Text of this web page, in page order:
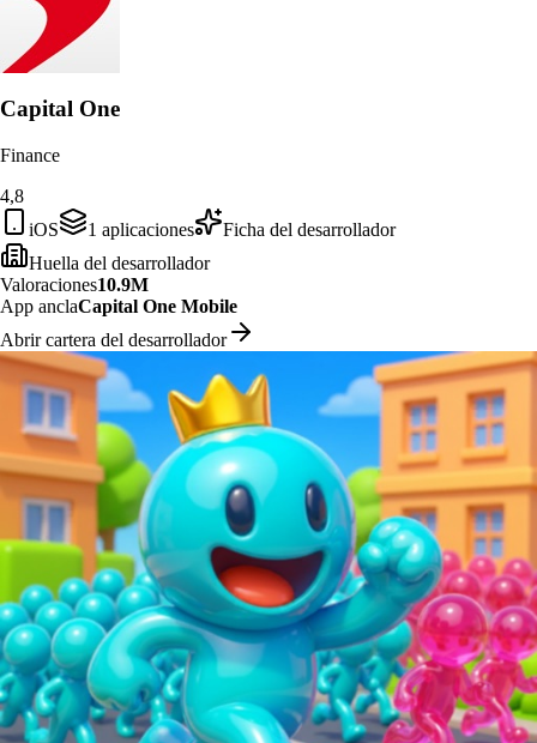
Capital One
Finance
4,8
iOS
1 aplicaciones
Ficha del desarrollador
Huella del desarrollador
Valoraciones10.9M
App anclaCapital One Mobile
Abrir cartera del desarrollador